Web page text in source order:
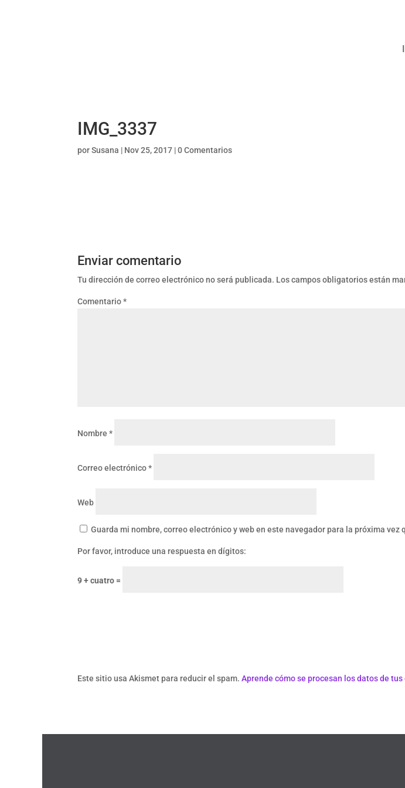
IMG_3337
porSusana | Nov 25, 2017 |0 Comentarios
Enviar comentario
Tu dirección de correo electrónico no será publicada. Los campos obligatorios están
Comentario*
Nombre *
Correo electrónico*
Web
Guarda mi nombre, correo electrónico y web en este navegador para la próxima vez
Por favor, introduce una respuesta en dígitos:
9 + cuatro =
Este sitio usa Akismet para reducir el spam. Aprende cómo se procesan los datos de